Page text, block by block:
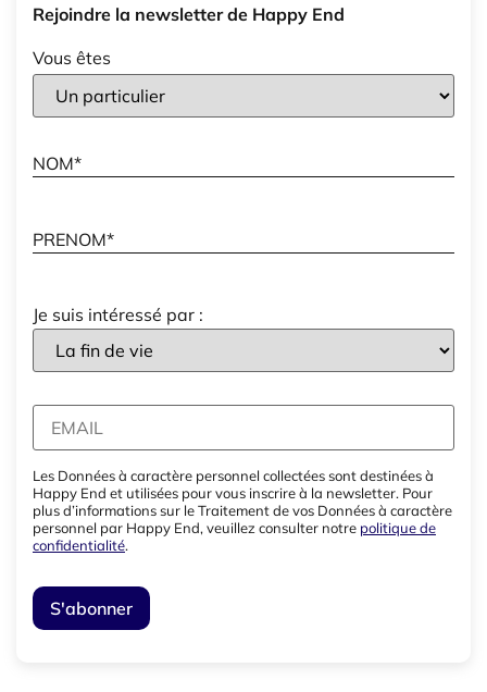
Rejoindre la newsletter de Happy End
Vous êtes
Je suis intéressé par :
Les Données à caractère personnel collectées sont destinées à
Happy End et utilisées pour vous inscrire à la newsletter. Pour
plus d’informations sur le Traitement de vos Données à caractère
personnel par Happy End, veuillez consulter notre politique de
confidentialité.